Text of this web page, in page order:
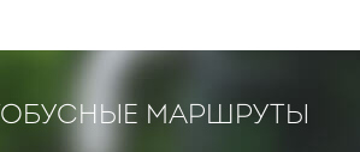
МАРШРУТЫ